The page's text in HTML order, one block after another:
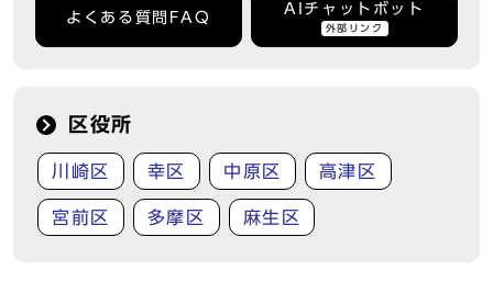
よくある質問FAQ
AIチャットボット
外部リンク
区役所
川崎区 幸区 中原区 高津区
宮前区 多摩区 麻生区